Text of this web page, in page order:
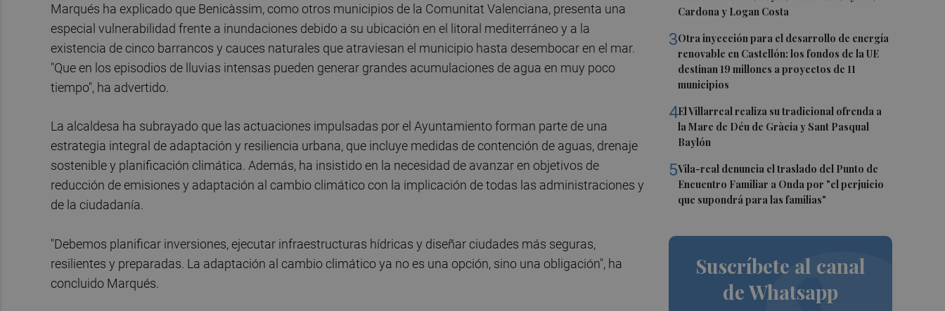
Cardona y Logan Costa
3Otra inyección para el desarrollo de energía
renovable en Castellón: los fondos de la UE
destinan 19 millones a proyectos de 11
municipios
4El Villarreal realiza su tradicional ofrenda a
la Mare de Déu de Gràcia y Sant Pasqual
Baylón
5Vila-real denuncia el traslado del Punto de
Encuentro Familiar a Onda por "el perjuicio
que supondrá para las familias"
Suscríbete al canal
de Whatsapp
Marqués ha explicado que Benicàssim, como otros municipios de la Comunitat Valenciana, presenta una
especial vulnerabilidad frente a inundaciones debido a su ubicación en el litoral mediterráneo y a la
existencia de cinco barrancos y cauces naturales que atraviesan el municipio hasta desembocar en el mar.
"Que en los episodios de lluvias intensas pueden generar grandes acumulaciones de agua en muy poco
tiempo", ha advertido.
La alcaldesa ha subrayado que las actuaciones impulsadas por el Ayuntamiento forman parte de una
estrategia integral de adaptación y resiliencia urbana, que incluye medidas de contención de aguas, drenaje
sostenible y planificación climática. Además, ha insistido en la necesidad de avanzar en objetivos de
reducción de emisiones y adaptación al cambio climático con la implicación de todas las administraciones y
de la ciudadanía.
"Debemos planificar inversiones, ejecutar infraestructuras hídricas y diseñar ciudades más seguras,
resilientes y preparadas. La adaptación al cambio climático ya no es una opción, sino una obligación", ha
concluido Marqués.